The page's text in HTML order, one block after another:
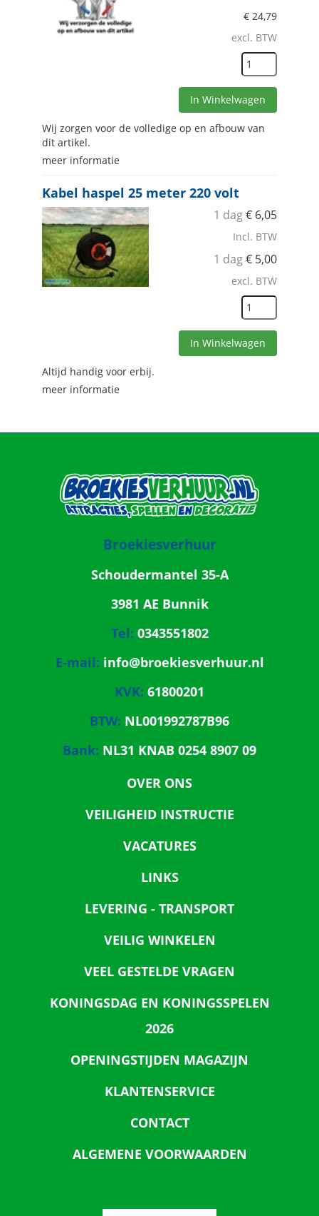
€ 24,79
excl. BTW
In Winkelwagen
Wij zorgen voor de volledige op en afbouw van
dit artikel.
meer informatie
Kabel haspel 25 meter 220 volt
1 dag€ 6,05
Incl. BTW
1 dag€ 5,00
excl. BTW
In Winkelwagen
Altijd handig voor erbij.
meer informatie
Broekiesverhuur
Schoudermantel 35-A
3981 AE Bunnik
Tel: 0343551802
E-mail: info@broekiesverhuur.nl
KVK: 61800201
BTW: NL001992787B96
Bank: NL31 KNAB 0254 8907 09
OVER ONS
VEILIGHEID INSTRUCTIE
VACATURES
LINKS
LEVERING - TRANSPORT
VEILIG WINKELEN
VEEL GESTELDE VRAGEN
KONINGSDAG EN KONINGSSPELEN
2026
OPENINGSTIJDEN MAGAZIJN
KLANTENSERVICE
CONTACT
ALGEMENE VOORWAARDEN